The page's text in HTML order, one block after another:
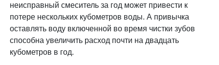
неисправный смеситель за год может привести к
потере нескольких кубометров воды. А привычка
оставлять воду включенной во время чистки зубов
способна увеличить расход почти на двадцать
кубометров в год.